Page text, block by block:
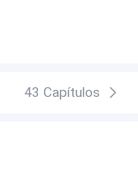
43 Capítulos